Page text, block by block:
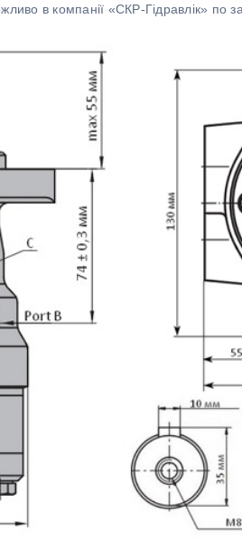
в компанії «СКР-Гідравлік» по